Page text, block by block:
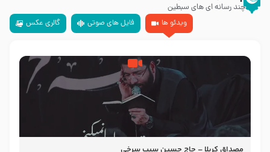
چند رسانه ای های سبطین
ویدئو ها
فایل های صوتی گالری عکس
مصداق کربلا – حاج حسین سیب سرخی